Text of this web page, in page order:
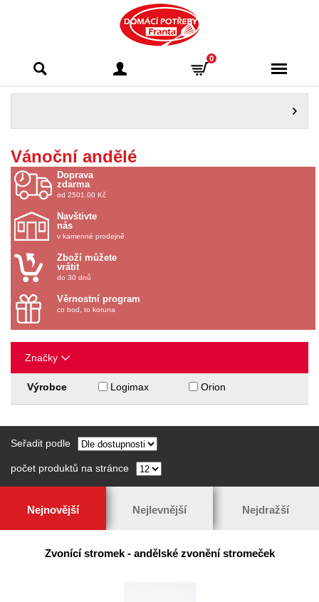
Franta - Příbram
0
Vánoční andělé
Doprava
zdarma
od 2501.00 Kč
Navštivte
nás
v kamenné prodejně
Zboží můžete
vrátit
do 30 dnů
Věrnostní program
co bod, to koruna
Značky
Výrobce Logimax Orion
Seřadit podle
počet produktů na stránce
Nejnovější Nejlevnější Nejdražší
Zvonící stromek - andělské zvonění stromeček